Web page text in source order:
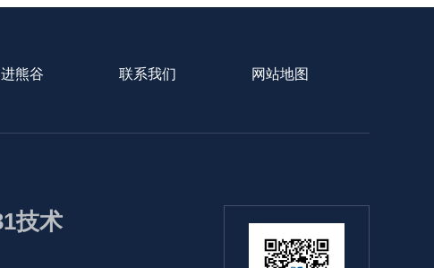
熊谷 联系我们 网站地图
技术